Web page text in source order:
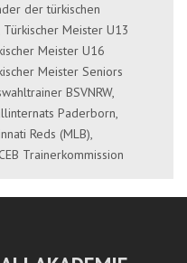
der türkischen
Meister U13
Meister U16
Meister Seniors
BSVNRW,
Paderborn,
Reds (MLB),
Trainerkommission